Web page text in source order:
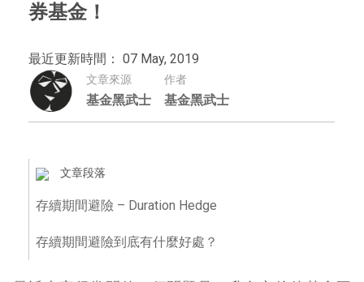
券基金！
最近更新時間： 07 May, 2019
文章來源
基金黑武士
作者
基金黑武士
文章段落
存續期間避險 – Duration Hedge
存續期間避險到底有什麼好處？